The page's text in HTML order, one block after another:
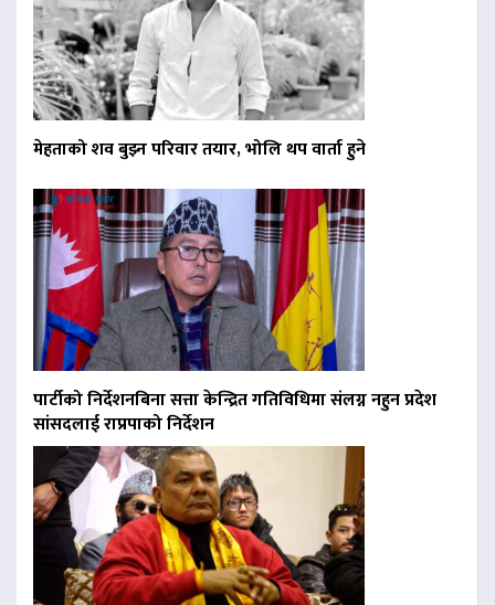
मेहताको शव बुझ्न परिवार तयार, भोलि थप वार्ता हुने
पार्टीको निर्देशनबिना सत्ता केन्द्रित गतिविधिमा संलग्न नहुन प्रदेश
सांसदलाई राप्रपाको निर्देशन